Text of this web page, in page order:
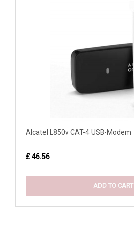
Alcatel L850v CAT-4 USB-Modem
£ 46.56
ADD TO CART